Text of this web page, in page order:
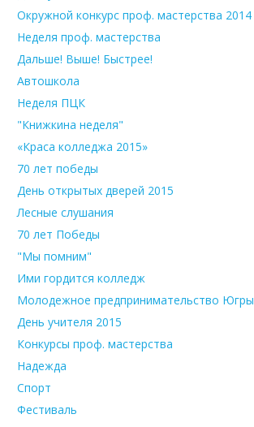
Окружной конкурс проф. мастерства 2014
Неделя проф. мастерства
Дальше! Выше! Быстрее!
Автошкола
Неделя ПЦК
"Книжкина неделя"
«Краса колледжа 2015»
70 лет победы
День открытых дверей 2015
Лесные слушания
70 лет Победы
"Мы помним"
Ими гордится колледж
Молодежное предпринимательство Югры
День учителя 2015
Конкурсы проф. мастерства
Надежда
Спорт
Фестиваль